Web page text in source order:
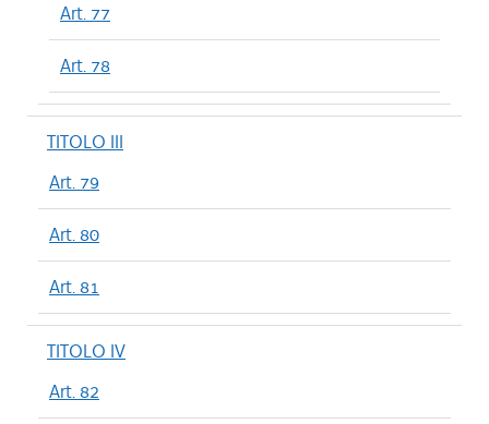
Art. 77
Art. 78
TITOLO III
Art. 79
Art. 80
Art. 81
TITOLO IV
Art. 82